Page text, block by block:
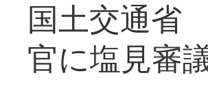
国土交通
官に塩見審